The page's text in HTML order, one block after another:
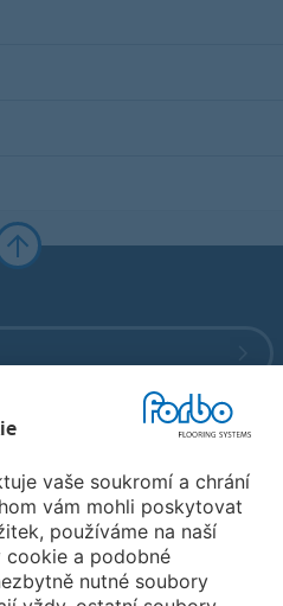
vaše soukromí a chrání
vám mohli poskytovat
používáme na naší
cookie a podobné
nutné soubory